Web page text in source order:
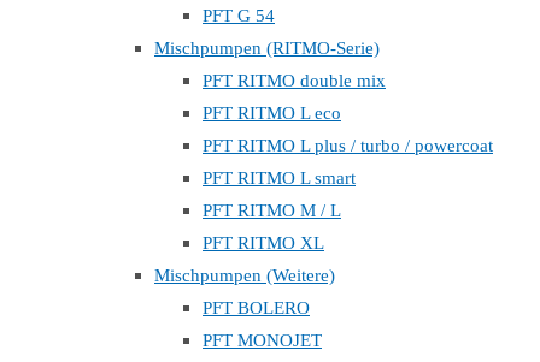
PFT G 54
Mischpumpen (RITMO-Serie)
PFT RITMO double mix
PFT RITMO L eco
PFT RITMO L plus / turbo / powercoat
PFT RITMO L smart
PFT RITMO M / L
PFT RITMO XL
Mischpumpen (Weitere)
PFT BOLERO
PFT MONOJET